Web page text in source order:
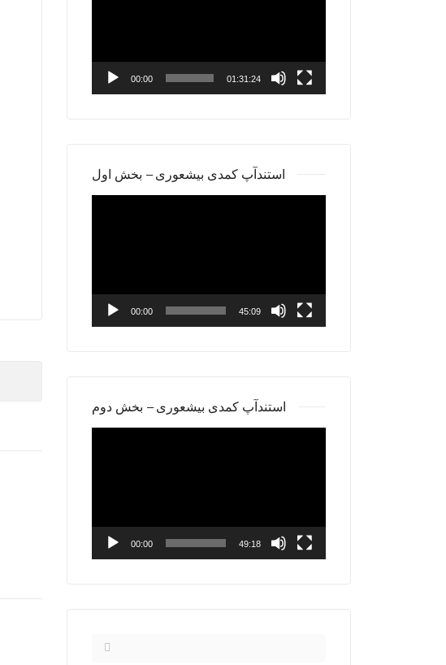
00:00 01:31:24
استندآپ کمدی بیشعوری – بخش اول
00:00 45:09
استندآپ کمدی بیشعوری – بخش دوم
00:00 49:18